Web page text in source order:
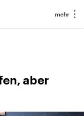
aber